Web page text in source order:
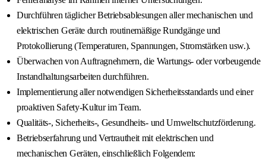
Durchführen täglicher Betriebsablesungen aller mechanischen und
elektrischen Geräte durch routinemäßige Rundgänge und
Protokollierung (Temperaturen, Spannungen, Stromstärken usw.).
Überwachen von Auftragnehmern, die Wartungs- oder vorbeugende
Instandhaltungsarbeiten durchführen.
Implementierung aller notwendigen Sicherheitsstandards und einer
proaktiven Safety-Kultur im Team.
Qualitäts-, Sicherheits-, Gesundheits- und Umweltschutzförderung.
Betriebserfahrung und Vertrautheit mit elektrischen und
mechanischen Geräten, einschließlich Folgendem: